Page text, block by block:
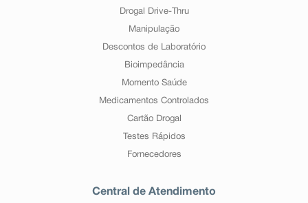
Drogal Drive-Thru
Manipulação
Descontos de Laboratório
Bioimpedância
Momento Saúde
Medicamentos Controlados
Cartão Drogal
Testes Rápidos
Fornecedores
Central de Atendimento